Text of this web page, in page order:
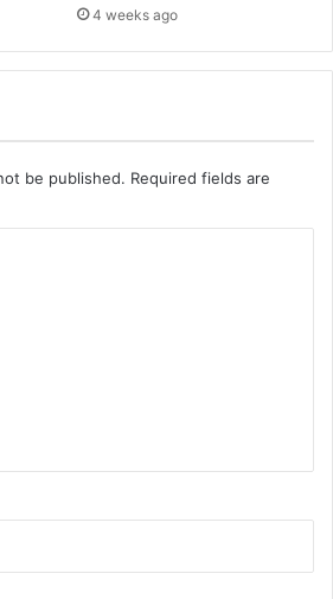
4 weeks ago
be published. Required fields are